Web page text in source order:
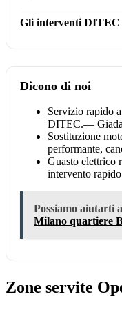
Gli interventi DITEC
Dicono di noi
Servizio rapido
DITEC.—
Sostituzione
performante,
Guasto elettrico
intervento
Possiamo aiutarti
Milano quartiere
Zone servite